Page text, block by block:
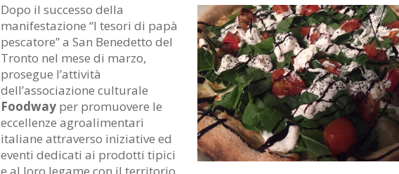
Dopo il successo della
manifestazione “I tesori di papà
pescatore” a San Benedetto del
Tronto nel mese di marzo,
prosegue l’attività
dell’associazione culturale
Foodway per promuovere le
eccellenze agroalimentari
italiane attraverso iniziative ed
eventi dedicati ai prodotti tipici